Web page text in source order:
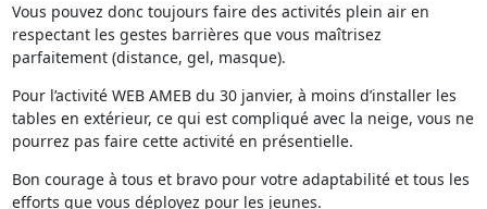
Vous pouvez donc toujours faire des activités plein air en
respectant les gestes barrières que vous maîtrisez
parfaitement (distance, gel, masque).
Pour l’activité WEB AMEB du 30 janvier, à moins d’installer les
tables en extérieur, ce qui est compliqué avec la neige, vous ne
pourrez pas faire cette activité en présentielle.
Bon courage à tous et bravo pour votre adaptabilité et tous les
efforts que vous déployez pour les jeunes.